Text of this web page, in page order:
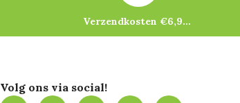
Verzendkosten €6,95 – gratis bij je eerste bestelling vanaf €200
Volg ons via social!